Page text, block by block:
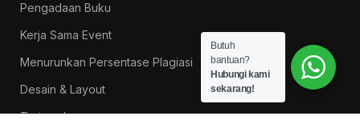
Pengadaan Buku
Kerja Sama Event
Menurunkan Persentase Plagiasi
Desain & Layout
Terjemahan
Butuh
bantuan?
Hubungi kami
sekarang!